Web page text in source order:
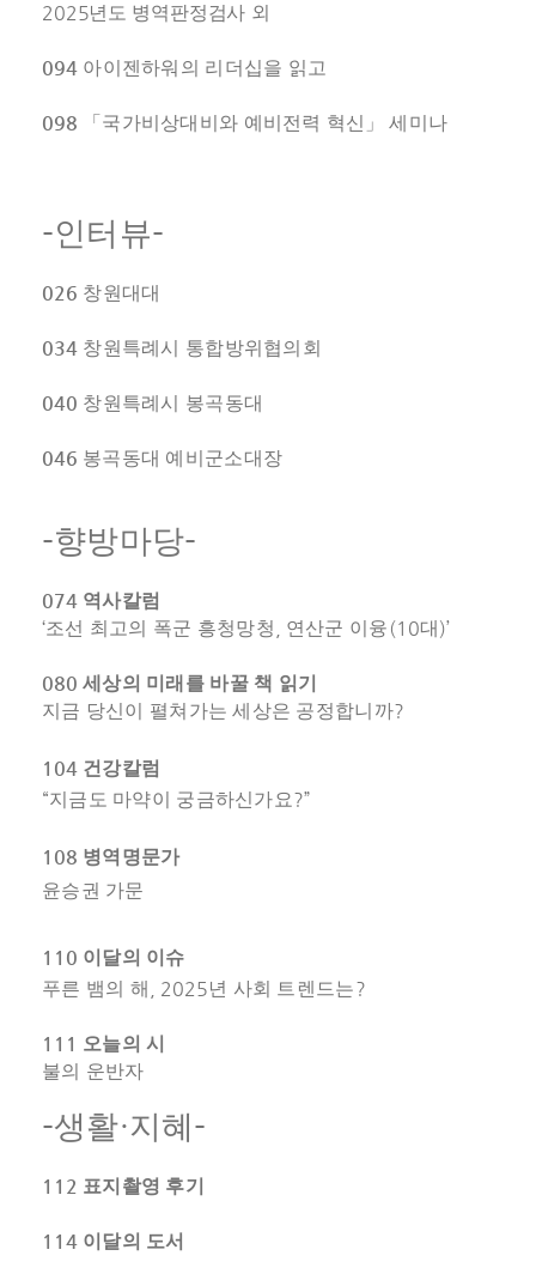
2025년도 병역판정검사 외
094 아이젠하워의 리더십을 읽고
098 「 국가비상대비와 예비전력 혁신 」세미나
-인터뷰-
026 창원대대
034 창원특례시 통합방위협의회
040 창원특례시 봉곡동대
046 봉곡동대 예비군소대장
-향방마당-
074 역사칼럼
‘조선 최고의 폭군 흥청망청 연산군 이융 (10대 )’
080 세상의 미래를 바꿀 책 읽기
지금 당신이 펼쳐가는 세상은 공정합니까?
104 건강칼럼
“지금도 마약이 궁금하신가요?”
108 병역명문가
윤승권 가문
110 이달의 이슈
푸른 뱀의 해
, 2025년 사회 트렌드는?
111 오늘의 시
불의 운반자
-생활·지혜 -
112 표지촬영 후기
114 이달의 도서